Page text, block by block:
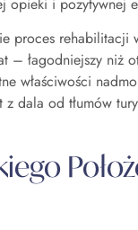
proces rehabilitacji
– łagodniejszy niż
właściwości
z dala od tłumów